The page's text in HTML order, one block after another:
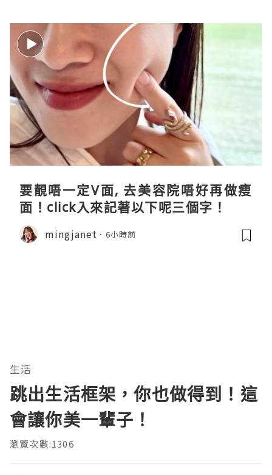
要靚唔一定V面, 去美容院唔好再做瘦
面！click入來記著以下呢三個字！
mingjanet 6小時前
生活
跳出生活框架，你也做得到！這
會讓你美一輩子！
瀏覽次數:1306